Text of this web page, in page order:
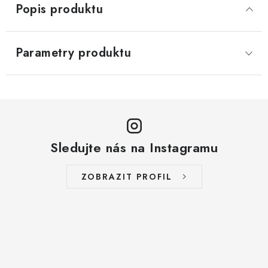
Popis produktu
Parametry produktu
Sledujte nás na Instagramu
ZOBRAZIT PROFIL